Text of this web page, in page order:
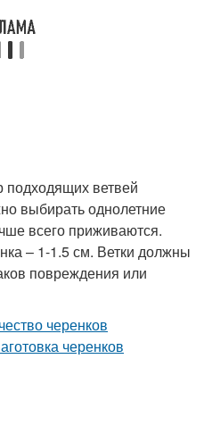
подходящих ветвей
выбирать однолетние
всего приживаются.
– 1-1.5 см. Ветки должны
повреждения или